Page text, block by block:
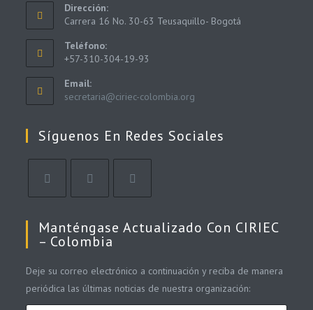
Dirección:
Carrera 16 No. 30-63 Teusaquillo- Bogotá
Teléfono:
+57-310-304-19-93
Email:
secretaria@ciriec-colombia.org
Síguenos En Redes Sociales
Manténgase Actualizado Con CIRIEC
– Colombia
Deje su correo electrónico a continuación y reciba de manera
periódica las últimas noticias de nuestra organización: